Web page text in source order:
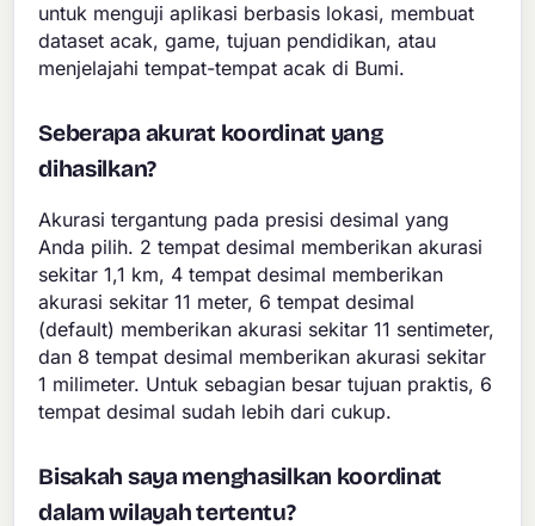
untuk menguji aplikasi berbasis lokasi, membuat
dataset acak, game, tujuan pendidikan, atau
menjelajahi tempat-tempat acak di Bumi.
Seberapa akurat koordinat yang
dihasilkan?
Akurasi tergantung pada presisi desimal yang
Anda pilih. 2 tempat desimal memberikan akurasi
sekitar 1,1 km, 4 tempat desimal memberikan
akurasi sekitar 11 meter, 6 tempat desimal
(default) memberikan akurasi sekitar 11 sentimeter,
dan 8 tempat desimal memberikan akurasi sekitar
1 milimeter. Untuk sebagian besar tujuan praktis, 6
tempat desimal sudah lebih dari cukup.
Bisakah saya menghasilkan koordinat
dalam wilayah tertentu?